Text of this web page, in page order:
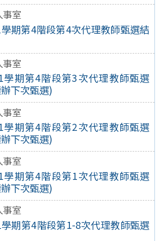
事室
期第4階段第4次代理教師甄選結
事室
學期第4階段第3次代理教師甄選
下次甄選)
事室
學期第4階段第2次代理教師甄選
下次甄選)
事室
學期第4階段第1次代理教師甄選
下次甄選)
事室
期第4階段第1-8次代理教師甄選